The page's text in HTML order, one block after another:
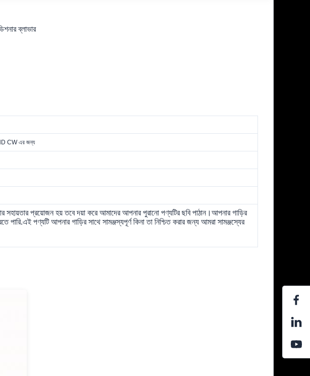
ব্লাভার
CW এর জন্য
প্রয়োজন হয় তবে দয়া করে আমাদের আপনার পুরানো পণ্যটির ছবি পাঠান।আপনার গাড়ির
পণ্যটি আপনার গাড়ির সাথে সামঞ্জস্যপূর্ণ কিনা তা নিশ্চিত করার জন্য আমরা সামঞ্জস্যের